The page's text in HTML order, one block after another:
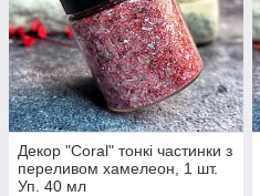
Декор "Coral" тонкі частинки з
переливом хамелеон, 1 шт.
Уп. 40 мл